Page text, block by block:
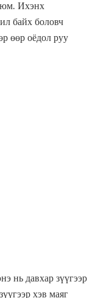
юм. Ихэнх
байх боловч
өөр оёдол руу
нь давхар зүүгээр
хэв маяг